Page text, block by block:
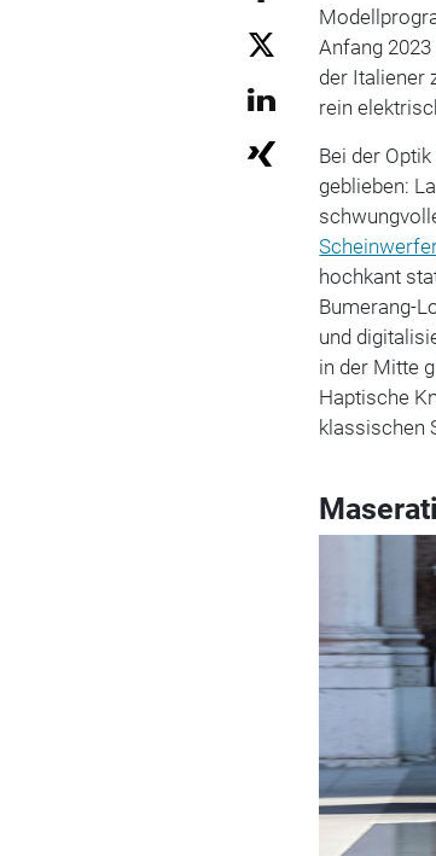
Anfang
der Italiener
rein
Bei der
geblieben:
hochkant
Bumerang-
und
in der Mitte
Haptische
klassischen